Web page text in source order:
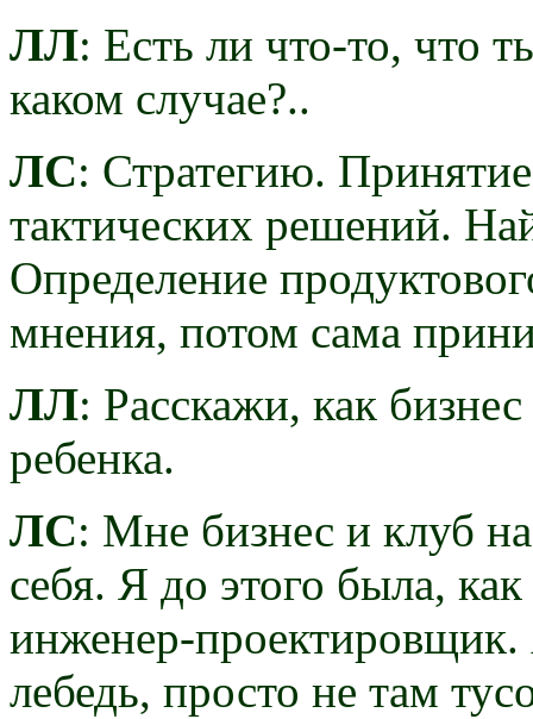
ЛЛ: Есть ли что-то, что
каком случае?..
ЛС: Стратегию.
тактических решений.
Определение
мнения, потом сама
ЛЛ: Расскажи, как
ребенка.
ЛС: Мне бизнес и клуб
себя. Я до этого была,
инженер-проектировщик.
лебедь, просто не там